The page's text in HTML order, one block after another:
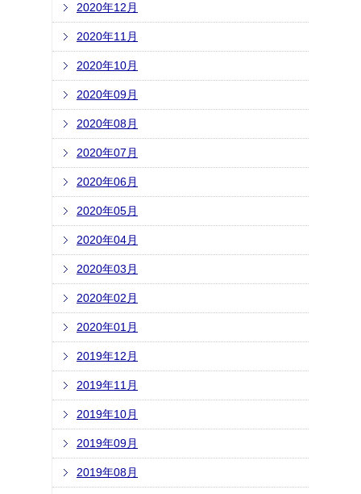
2020年12月
2020年11月
2020年10月
2020年09月
2020年08月
2020年07月
2020年06月
2020年05月
2020年04月
2020年03月
2020年02月
2020年01月
2019年12月
2019年11月
2019年10月
2019年09月
2019年08月